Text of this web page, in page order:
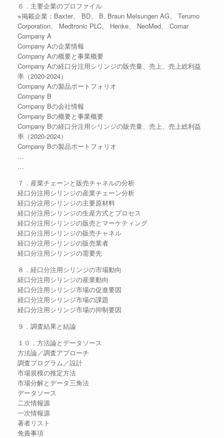
６．主要企業のプロファイル
※掲載企業：Baxter、 BD、 B. Braun Melsungen AG、 Terumo
Corporation、 Medtronic PLC、 Henke、 NeoMed、 Comar
Company A
Company Aの企業情報
Company Aの概要と事業概要
Company Aの経口分注用シリンジの販売量、売上、売上総利益
率（2020-2024）
Company Aの製品ポートフォリオ
Company B
Company Bの会社情報
Company Bの概要と事業概要
Company Bの経口分注用シリンジの販売量、売上、売上総利益
率（2020-2024）
Company Bの製品ポートフォリオ
…
…
７．産業チェーンと販売チャネルの分析
経口分注用シリンジの産業チェーン分析
経口分注用シリンジの主要原材料
経口分注用シリンジの生産方式とプロセス
経口分注用シリンジの販売とマーケティング
経口分注用シリンジの販売チャネル
経口分注用シリンジの販売業者
経口分注用シリンジの需要先
８．経口分注用シリンジの市場動向
経口分注用シリンジの産業動向
経口分注用シリンジ市場の促進要因
経口分注用シリンジ市場の課題
経口分注用シリンジ市場の抑制要因
９．調査結果と結論
１０．方法論とデータソース
方法論／調査アプローチ
調査プログラム／設計
市場規模の推定方法
市場分解とデータ三角法
データソース
二次情報源
一次情報源
著者リスト
免責事項